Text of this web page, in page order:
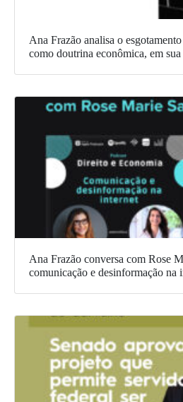
Ana Frazão analisa o
como doutrina econômica, em
Ana Frazão conversa com Rose
comunicação e desinformação na